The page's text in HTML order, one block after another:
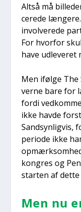
Alt­så må
ce­re­de
invol­ve­re­de
For hvor­for
have udle­ve­ret
Men iføl­ge
ver­ne bare for
for­di
ikke hav­de
Sand­syn­lig­vis,
peri­o­de ikke
kon­gres og
star­ten af det­te
Men nu